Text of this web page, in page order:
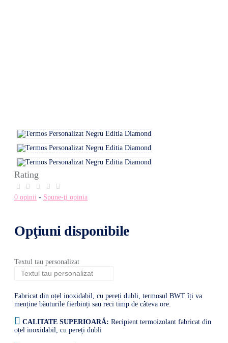
Fabricat din oțel inoxidabil, cu pereți dubli, termosul BWT îți va
menține băuturile fierbinți sau reci timp de câteva ore.
CALITATE SUPERIOARĂ: Recipient termoizolant fabricat din
oțel inoxidabil, cu pereți dubli
Rating
0 opinii - Spune-ţi opinia
Opţiuni disponibile
Textul tau personalizat